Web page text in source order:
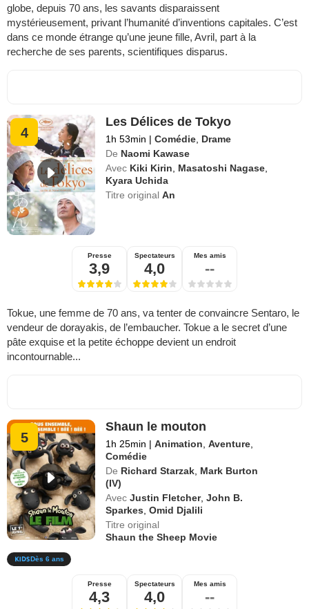
globe, depuis 70 ans, les savants disparaissent
mystérieusement, privant l’humanité d’inventions capitales. C’est
dans ce monde étrange qu’une jeune fille, Avril, part à la
recherche de ses parents, scientifiques disparus.
4
Les Délices de Tokyo
1h 53min | Comédie Drame
De Naomi Kawase
Avec Kiki Kirin Masatoshi Nagase
Kyara Uchida
Titre originalAn
Presse
3,9
Spectateurs
4,0
Mes amis
--
Tokue, une femme de 70 ans, va tenter de convaincre Sentaro, le
vendeur de dorayakis, de l’embaucher. Tokue a le secret d’une
pâte exquise et la petite échoppe devient un endroit
incontournable...
5
Shaun le mouton
1h 25min | Animation ,Aventure
Comédie
De Richard Starzak Mark Burton
(IV)
Avec Justin Fletcher,John B.
Sparkes ,Omid Djalili
Titre original
Shaun the Sheep Movie
Dès 6 ans
Presse
4,3
Spectateurs
4,0
Mes amis
--